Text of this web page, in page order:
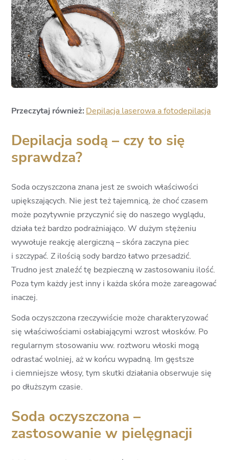
Przeczytaj również: Depilacja laserowa a fotodepilacja
Depilacja sodą – czy to się
sprawdza?
Soda oczyszczona znana jest ze swoich właściwości
upiększających. Nie jest też tajemnicą, że choć czasem
może pozytywnie przyczynić się do naszego wyglądu,
działa też bardzo podrażniająco. W dużym stężeniu
wywołuje reakcję alergiczną – skóra zaczyna piec
i szczypać. Z ilością sody bardzo łatwo przesadzić.
Trudno jest znaleźć tę bezpieczną w zastosowaniu ilość.
Poza tym każdy jest inny i każda skóra może zareagować
inaczej.
Soda oczyszczona rzeczywiście może charakteryzować
się właściwościami osłabiającymi wzrost włosków. Po
regularnym stosowaniu ww. roztworu włoski mogą
odrastać wolniej, aż w końcu wypadną. Im gęstsze
i ciemniejsze włosy, tym skutki działania obserwuje się
po dłuższym czasie.
Soda oczyszczona –
zastosowanie w pielęgnacji